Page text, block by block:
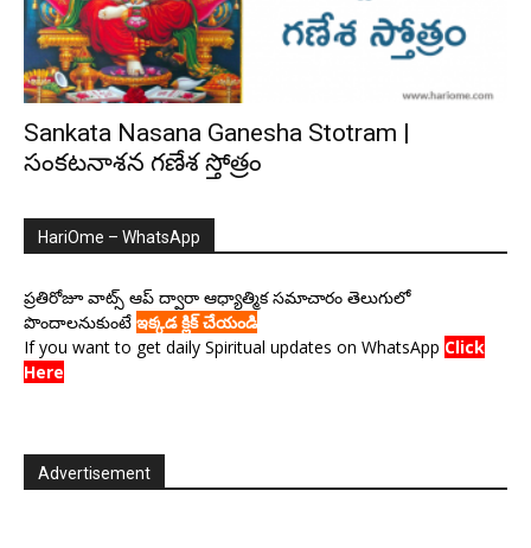
Sankata Nasana Ganesha Stotram |
సంకటనాశన గణేశ స్తోత్రం
HariOme – WhatsApp
ప్రతిరోజూ వాట్స్ ఆప్ ద్వారా ఆధ్యాత్మిక సమాచారం తెలుగులో
పొందాలనుకుంటే ఇక్కడ క్లిక్ చేయండి
If you want to get daily Spiritual updates on WhatsApp Click
Here
Advertisement